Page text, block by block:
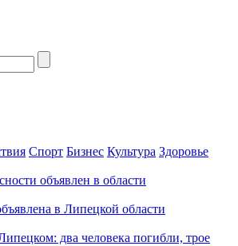
Спорт Бизнес Культура Здоровье
объявлен в области
в Липецкой области
два человека погибли, трое